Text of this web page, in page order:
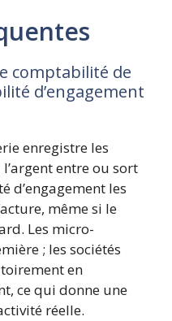
comptabilité de
d’engagement
enregistre les
entre ou sort
d’engagement les
même si le
Les micro-
; les sociétés
en
ce qui donne une
réelle.